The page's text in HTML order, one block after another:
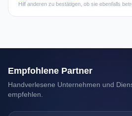
Hilf anderen zu bestätigen, ob sie ebenfalls
Empfohlene Partner
Handverlesene Unternehmen und
empfehlen.